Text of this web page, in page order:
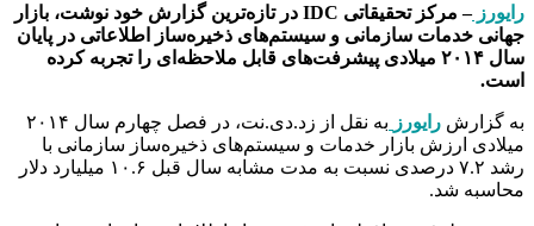
رایورز
– مرکز تحقیقاتی IDC در تازه‌ترین گزارش خود نوشت، بازار
جهانی خدمات سازمانی و سیستم‌های ذخیره‌ساز اطلاعاتی در پایان
سال ۲۰۱۴ میلادی پیشرفت‌های قابل ملاحظه‌ای را تجربه کرده
است.
به گزارش رایورز
به نقل از زد.دی.نت، در فصل چهارم سال ۲۰۱۴
میلادی ارزش بازار خدمات و سیستم‌های ذخیره‌ساز سازمانی با
رشد ۷.۲ درصدی نسبت به مدت مشابه سال قبل ۱۰.۶ میلیارد دلار
محاسبه شد.